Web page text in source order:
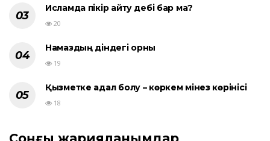
Исламда пікір айту әдебі бар ма?
20
Намаздың діндегі орны
19
Қызметке адал болу – көркем мінез көрінісі
18